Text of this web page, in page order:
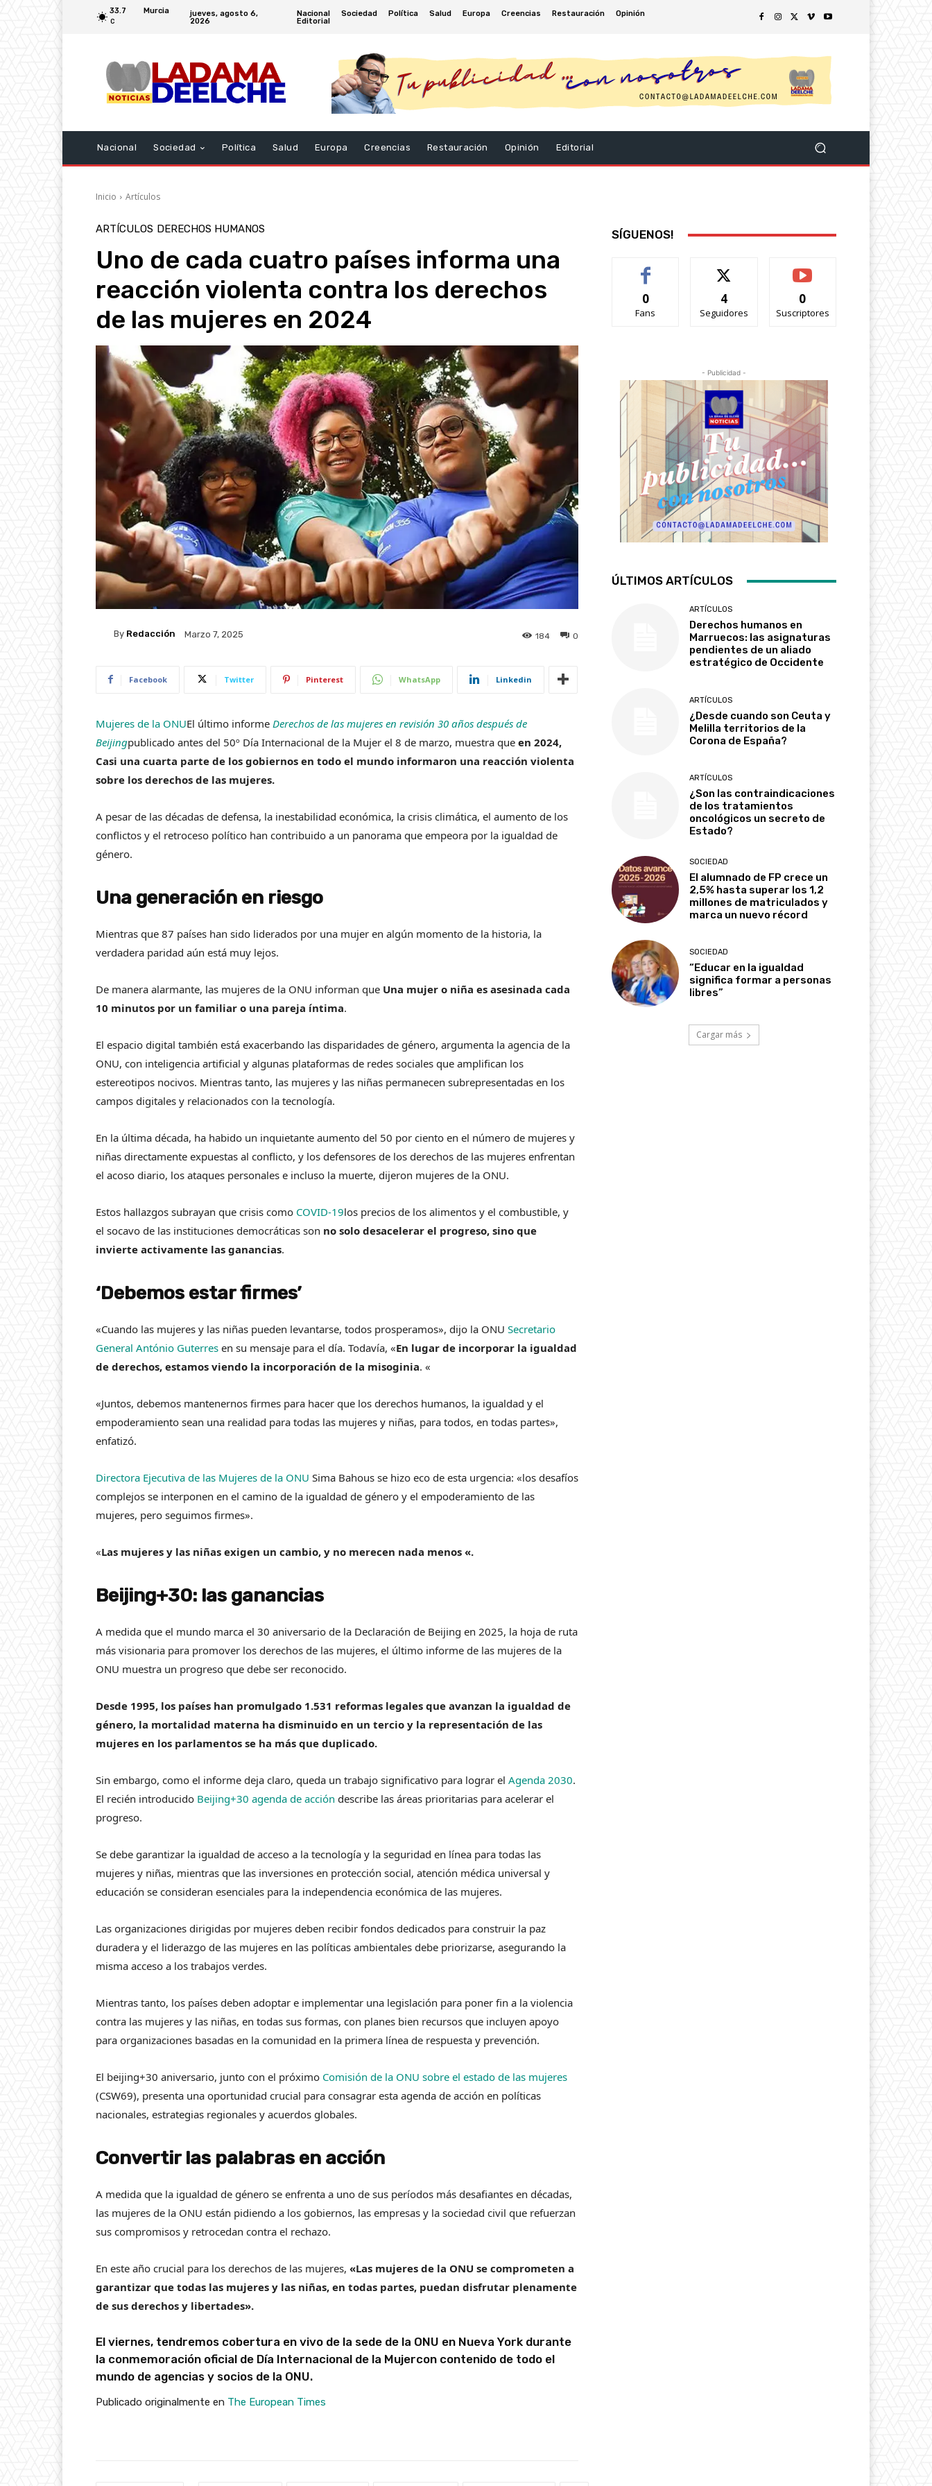
33.7
C
Murcia
jueves, agosto 6,
2026
Nacional Sociedad Política Salud Europa Creencias Restauración
Opinión
Editorial
Nacional Sociedad Política Salud Europa Creencias Restauración Opinión Editorial
Inicio Artículos
ARTÍCULOS DERECHOS HUMANOS
Uno de cada cuatro países informa una
reacción violenta contra los derechos
de las mujeres en 2024
By Redacción Marzo 7, 2025 0
184
Facebook Twitter Pinterest WhatsApp Linkedin
Mujeres de la ONUEl último informe Derechos de las mujeres en revisión 30 años después de
Beijingpublicado antes del 50º Día Internacional de la Mujer el 8 de marzo, muestra que en 2024,
Casi una cuarta parte de los gobiernos en todo el mundo informaron una reacción violenta
sobre los derechos de las mujeres.
A pesar de las décadas de defensa, la inestabilidad económica, la crisis climática, el aumento de los
conflictos y el retroceso político han contribuido a un panorama que empeora por la igualdad de
género.
Una generación en riesgo
Mientras que 87 países han sido liderados por una mujer en algún momento de la historia, la
verdadera paridad aún está muy lejos.
De manera alarmante, las mujeres de la ONU informan que Una mujer o niña es asesinada cada
10 minutos por un familiar o una pareja íntima.
El espacio digital también está exacerbando las disparidades de género, argumenta la agencia de la
ONU, con inteligencia artificial y algunas plataformas de redes sociales que amplifican los
estereotipos nocivos. Mientras tanto, las mujeres y las niñas permanecen subrepresentadas en los
campos digitales y relacionados con la tecnología.
En la última década, ha habido un inquietante aumento del 50 por ciento en el número de mujeres y
niñas directamente expuestas al conflicto, y los defensores de los derechos de las mujeres enfrentan
el acoso diario, los ataques personales e incluso la muerte, dijeron mujeres de la ONU.
Estos hallazgos subrayan que crisis como COVID-19los precios de los alimentos y el combustible, y
el socavo de las instituciones democráticas son no solo desacelerar el progreso, sino que
invierte activamente las ganancias.
‘Debemos estar firmes’
«Cuando las mujeres y las niñas pueden levantarse, todos prosperamos», dijo la ONU Secretario
General António Guterres en su mensaje para el día. Todavía, «En lugar de incorporar la igualdad
de derechos, estamos viendo la incorporación de la misoginia. «
«Juntos, debemos mantenernos firmes para hacer que los derechos humanos, la igualdad y el
empoderamiento sean una realidad para todas las mujeres y niñas, para todos, en todas partes»,
enfatizó.
Directora Ejecutiva de las Mujeres de la ONU Sima Bahous se hizo eco de esta urgencia: «los desafíos
complejos se interponen en el camino de la igualdad de género y el empoderamiento de las
mujeres, pero seguimos firmes».
«Las mujeres y las niñas exigen un cambio, y no merecen nada menos «.
Beijing+30: las ganancias
A medida que el mundo marca el 30 aniversario de la Declaración de Beijing en 2025, la hoja de ruta
más visionaria para promover los derechos de las mujeres, el último informe de las mujeres de la
ONU muestra un progreso que debe ser reconocido.
Desde 1995, los países han promulgado 1.531 reformas legales que avanzan la igualdad de
género, la mortalidad materna ha disminuido en un tercio y la representación de las
mujeres en los parlamentos se ha más que duplicado.
Sin embargo, como el informe deja claro, queda un trabajo significativo para lograr el Agenda 2030.
El recién introducido Beijing+30 agenda de acción describe las áreas prioritarias para acelerar el
progreso.
Se debe garantizar la igualdad de acceso a la tecnología y la seguridad en línea para todas las
mujeres y niñas, mientras que las inversiones en protección social, atención médica universal y
educación se consideran esenciales para la independencia económica de las mujeres.
Las organizaciones dirigidas por mujeres deben recibir fondos dedicados para construir la paz
duradera y el liderazgo de las mujeres en las políticas ambientales debe priorizarse, asegurando la
misma acceso a los trabajos verdes.
Mientras tanto, los países deben adoptar e implementar una legislación para poner fin a la violencia
contra las mujeres y las niñas, en todas sus formas, con planes bien recursos que incluyen apoyo
para organizaciones basadas en la comunidad en la primera línea de respuesta y prevención.
El beijing+30 aniversario, junto con el próximo Comisión de la ONU sobre el estado de las mujeres
(CSW69), presenta una oportunidad crucial para consagrar esta agenda de acción en políticas
nacionales, estrategias regionales y acuerdos globales.
Convertir las palabras en acción
A medida que la igualdad de género se enfrenta a uno de sus períodos más desafiantes en décadas,
las mujeres de la ONU están pidiendo a los gobiernos, las empresas y la sociedad civil que refuerzan
sus compromisos y retrocedan contra el rechazo.
En este año crucial para los derechos de las mujeres, «Las mujeres de la ONU se comprometen a
garantizar que todas las mujeres y las niñas, en todas partes, puedan disfrutar plenamente
de sus derechos y libertades».
El viernes, tendremos cobertura en vivo de la sede de la ONU en Nueva York durante
la conmemoración oficial de Día Internacional de la Mujercon contenido de todo el
mundo de agencias y socios de la ONU.
Publicado originalmente en The European Times
SÍGUENOS!
0
Fans
4
Seguidores
0
Suscriptores
- Publicidad -
ÚLTIMOS ARTÍCULOS
ARTÍCULOS
Derechos humanos en
Marruecos: las asignaturas
pendientes de un aliado
estratégico de Occidente
ARTÍCULOS
¿Desde cuando son Ceuta y
Melilla territorios de la
Corona de España?
ARTÍCULOS
¿Son las contraindicaciones
de los tratamientos
oncológicos un secreto de
Estado?
SOCIEDAD
El alumnado de FP crece un
2,5% hasta superar los 1,2
millones de matriculados y
marca un nuevo récord
SOCIEDAD
“Educar en la igualdad
significa formar a personas
libres”
Cargar más